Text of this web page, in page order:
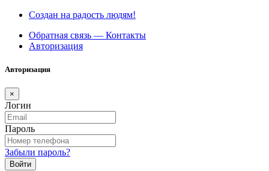
Создан на радость людям!
Обратная связь — Контакты
Авторизация
Авторизация
×
Логин
Пароль
Забыли пароль?
Войти